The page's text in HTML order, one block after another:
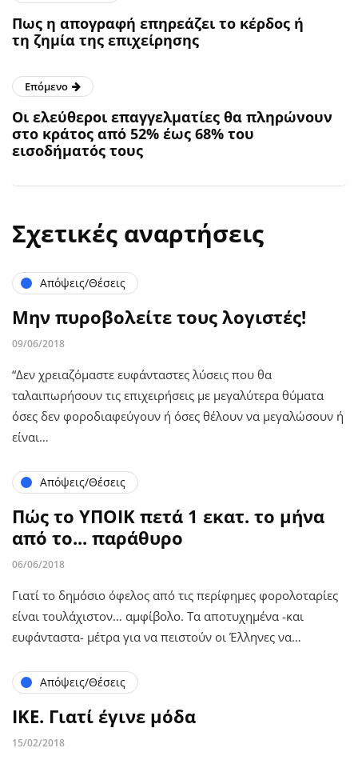
Πως η απογραφή επηρεάζει το κέρδος ή
τη ζημία της επιχείρησης
Επόμενο
Οι ελεύθεροι επαγγελματίες θα πληρώνουν
στο κράτος από 52% έως 68% του
εισοδήματός τους
Σχετικές αναρτήσεις
Απόψεις/Θέσεις
Μην πυροβολείτε τους λογιστές!
09/06/2018
“Δεν χρειαζόμαστε ευφάνταστες λύσεις που θα
ταλαιπωρήσουν τις επιχειρήσεις με μεγαλύτερα θύματα
όσες δεν φοροδιαφεύγουν ή όσες θέλουν να μεγαλώσουν ή
είναι…
Απόψεις/Θέσεις
Πώς το ΥΠΟΙΚ πετά 1 εκατ. το μήνα
από το... παράθυρο
06/06/2018
Γιατί το δημόσιο όφελος από τις περίφημες φορολοταρίες
είναι τουλάχιστον… αμφίβολο. Τα αποτυχημένα -και
ευφάνταστα- μέτρα για να πειστούν οι Έλληνες να…
Απόψεις/Θέσεις
ΙΚΕ. Γιατί έγινε μόδα
15/02/2018